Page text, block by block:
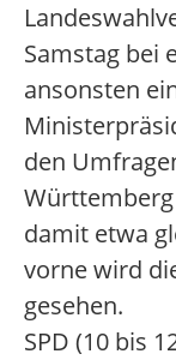
Samstag bei
ansonsten
den
damit etwa
vorne wird
gesehen.
SPD (10 bis